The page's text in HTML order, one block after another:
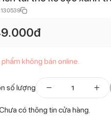
130539
đ
phẩm không bán online.
số lượng
có thông tin cửa hàng.